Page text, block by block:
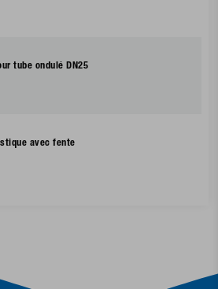
tube ondulé DN25
avec fente